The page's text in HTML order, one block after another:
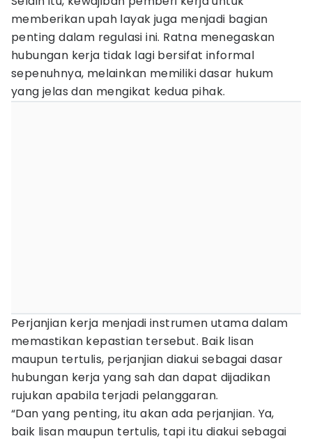
memberikan upah layak juga menjadi bagian
penting dalam regulasi ini. Ratna menegaskan
hubungan kerja tidak lagi bersifat informal
sepenuhnya, melainkan memiliki dasar hukum
yang jelas dan mengikat kedua pihak.
Perjanjian kerja menjadi instrumen utama dalam
memastikan kepastian tersebut. Baik lisan
maupun tertulis, perjanjian diakui sebagai dasar
hubungan kerja yang sah dan dapat dijadikan
rujukan apabila terjadi pelanggaran.
“Dan yang penting, itu akan ada perjanjian. Ya,
baik lisan maupun tertulis, tapi itu diakui sebagai